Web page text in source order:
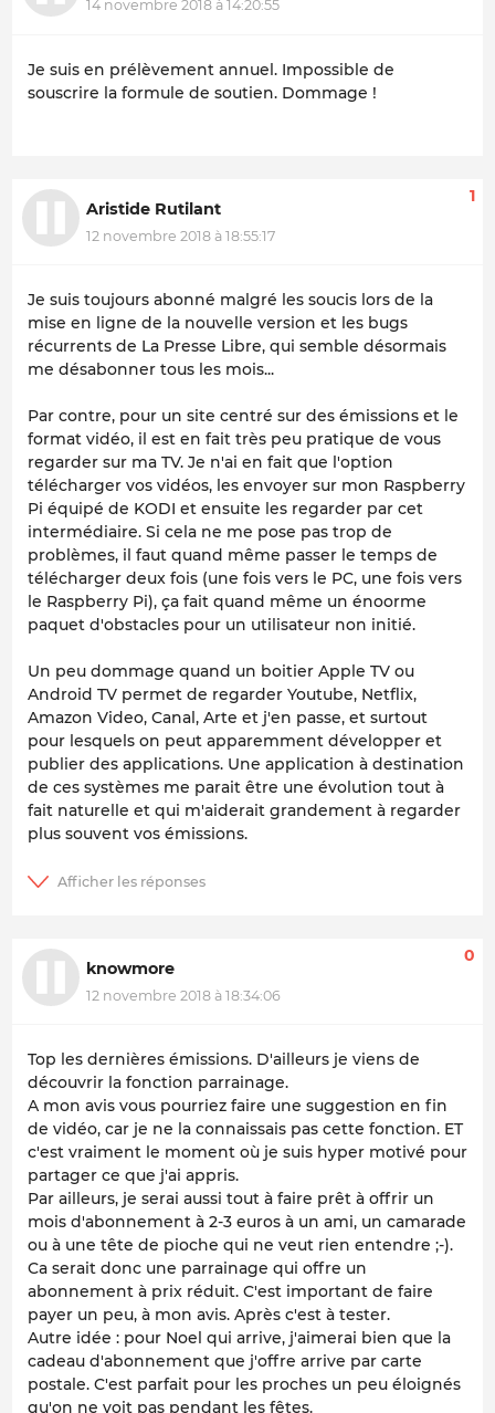
14 novembre 2018 à 14:20:55
Je suis en prélèvement annuel. Impossible de
souscrire la formule de soutien. Dommage !
Aristide Rutilant
12 novembre 2018 à 18:55:17
1
Je suis toujours abonné malgré les soucis lors de la
mise en ligne de la nouvelle version et les bugs
récurrents de La Presse Libre, qui semble désormais
me désabonner tous les mois...
Par contre, pour un site centré sur des émissions et le
format vidéo, il est en fait très peu pratique de vous
regarder sur ma TV. Je n'ai en fait que l'option
télécharger vos vidéos, les envoyer sur mon Raspberry
Pi équipé de KODI et ensuite les regarder par cet
intermédiaire. Si cela ne me pose pas trop de
problèmes, il faut quand même passer le temps de
télécharger deux fois (une fois vers le PC, une fois vers
le Raspberry Pi), ça fait quand même un énoorme
paquet d'obstacles pour un utilisateur non initié.
Un peu dommage quand un boitier Apple TV ou
Android TV permet de regarder Youtube, Netflix,
Amazon Video, Canal, Arte et j'en passe, et surtout
pour lesquels on peut apparemment développer et
publier des applications. Une application à destination
de ces systèmes me parait être une évolution tout à
fait naturelle et qui m'aiderait grandement à regarder
plus souvent vos émissions.
knowmore
12 novembre 2018 à 18:34:06
0
Top les dernières émissions. D'ailleurs je viens de
découvrir la fonction parrainage.
A mon avis vous pourriez faire une suggestion en fin
de vidéo, car je ne la connaissais pas cette fonction. ET
c'est vraiment le moment où je suis hyper motivé pour
partager ce que j'ai appris.
Par ailleurs, je serai aussi tout à faire prêt à offrir un
mois d'abonnement à 2-3 euros à un ami, un camarade
ou à une tête de pioche qui ne veut rien entendre ;-).
Ca serait donc une parrainage qui offre un
abonnement à prix réduit. C'est important de faire
payer un peu, à mon avis. Après c'est à tester.
Autre idée : pour Noel qui arrive, j'aimerai bien que la
cadeau d'abonnement que j'offre arrive par carte
postale. C'est parfait pour les proches un peu éloignés
qu'on ne voit pas pendant les fêtes.